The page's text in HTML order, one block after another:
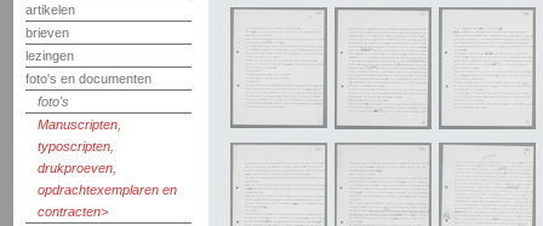
artikelen
brieven
lezingen
foto's en documenten
foto's
Manuscripten,
typoscripten,
drukproeven,
opdrachtexemplaren en
contracten